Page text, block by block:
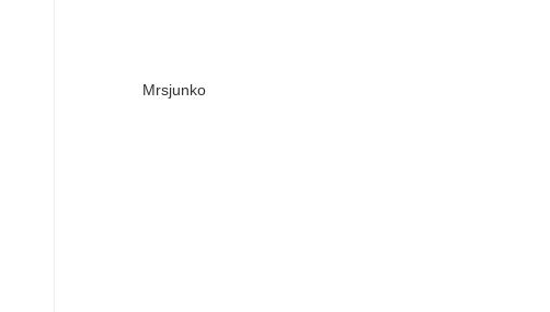
Mrsjunko